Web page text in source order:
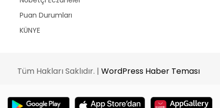
Puan Durumları
KÜNYE
Tüm Hakları Saklıdır. | WordPress Haber Teması